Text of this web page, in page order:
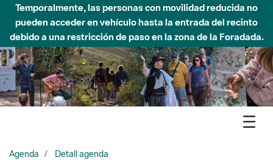
Agenda
Detall agenda